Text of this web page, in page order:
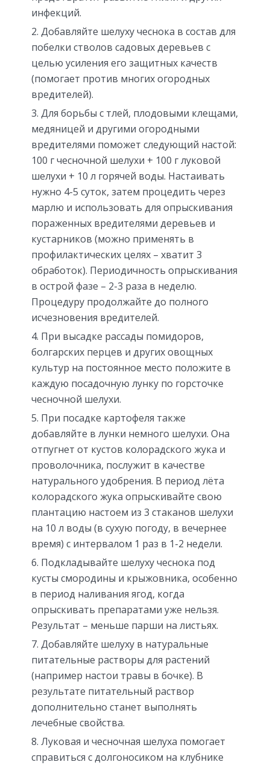
инфекций.
Добавляйте шелуху чеснока в состав для
побелки стволов садовых деревьев с
целью усиления его защитных качеств
(помогает против многих огородных
вредителей).
Для борьбы с тлей, плодовыми клещами,
медяницей и другими огородными
вредителями поможет следующий настой:
100 г чесночной шелухи + 100 г луковой
шелухи + 10 л горячей воды. Настаивать
нужно 4-5 суток, затем процедить через
марлю и использовать для опрыскивания
пораженных вредителями деревьев и
кустарников (можно применять в
профилактических целях – хватит 3
обработок). Периодичность опрыскивания
в острой фазе – 2-3 раза в неделю.
Процедуру продолжайте до полного
исчезновения вредителей.
При высадке рассады помидоров,
болгарских перцев и других овощных
культур на постоянное место положите в
каждую посадочную лунку по горсточке
чесночной шелухи.
При посадке картофеля также
добавляйте в лунки немного шелухи. Она
отпугнет от кустов колорадского жука и
проволочника, послужит в качестве
натурального удобрения. В период лёта
колорадского жука опрыскивайте свою
плантацию настоем из 3 стаканов шелухи
на 10 л воды (в сухую погоду, в вечернее
время) с интервалом 1 раз в 1-2 недели.
Подкладывайте шелуху чеснока под
кусты смородины и крыжовника, особенно
в период наливания ягод, когда
опрыскивать препаратами уже нельзя.
Результат – меньше парши на листьях.
Добавляйте шелуху в натуральные
питательные растворы для растений
(например настои травы в бочке). В
результате питательный раствор
дополнительно станет выполнять
лечебные свойства.
Луковая и чесночная шелуха помогает
справиться с долгоносиком на клубнике